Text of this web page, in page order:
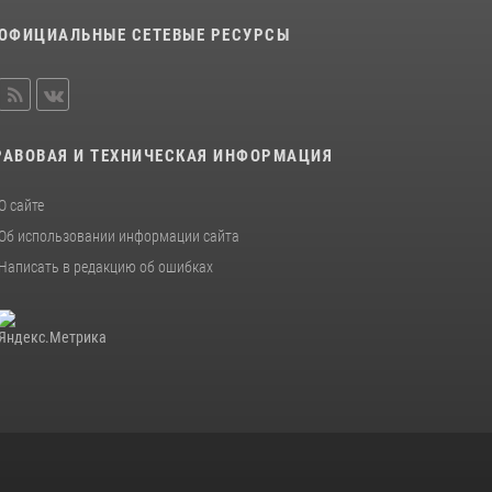
Помнить. Соответствовать. Действовать.
СЕТЕВЫЕ РЕСУРСЫ
И ТЕХНИЧЕСКАЯ ИНФОРМАЦИЯ
О сайте
Об использовании информации сайта
Написать в редакцию об ошибках